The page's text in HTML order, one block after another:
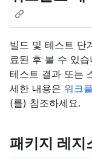
빌드 및 테스트 단
료된 후 볼 수 있
테스트 결과 또는
세한 내용은 워크
(를) 참조하세요.
패키지 레지